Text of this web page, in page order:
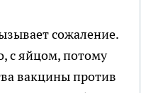
сожаление.
с яйцом, потому
вакцины против